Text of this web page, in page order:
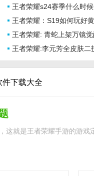
王者荣耀s24赛季什么时
个英雄
王者荣耀：S19如何玩好
王者荣耀: 青蛇上架万镜
王者荣耀:李元芳全皮肤二
件下载大全
这就是王者荣耀手游的游